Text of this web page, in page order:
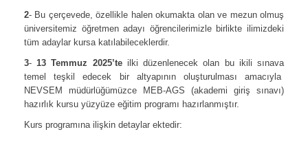
2- Bu çerçevede, özellikle halen okumakta olan ve mezun olmuş
üniversitemiz öğretmen adayı öğrencilerimizle birlikte ilimizdeki
tüm adaylar kursa katılabileceklerdir.
3-13 Temmuz 2025’teilki düzenlenecek olan bu ikili sınava
temel teşkil edecek bir altyapının oluşturulması amacıyla
NEVSEM müdürlüğümüzce MEB-AGS (akademi giriş sınavı)
hazırlık kursu yüzyüze eğitim programı hazırlanmıştır.
Kurs programına ilişkin detaylar ektedir: